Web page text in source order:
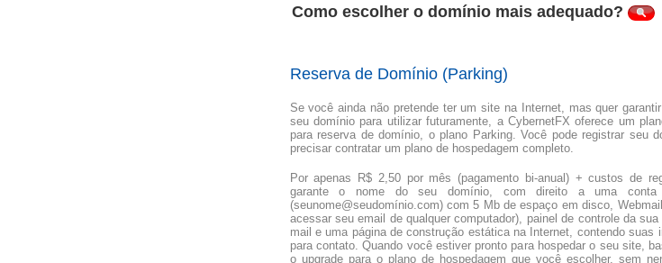
Como escolher o domínio mais adequado?
Reserva de Domínio (Parking)
Se você ainda não pretende ter um site na Internet, mas quer
seu domínio para utilizar futuramente, a CybernetFX oferece um
para reserva de domínio, o plano Parking. Você pode registrar seu
precisar contratar um plano de hospedagem completo.
Por apenas R$ 2,50 por mês (pagamento bi-anual) + custos de
garante o nome do seu domínio, com direito a uma conta
(seunome@seudomínio.com) com 5 Mb de espaço em disco,
acessar seu email de qualquer computador), painel de controle da
mail e uma página de construção estática na Internet, contendo suas
para contato. Quando você estiver pronto para hospedar o seu site,
o upgrade para o plano de hospedagem que você escolher, sem